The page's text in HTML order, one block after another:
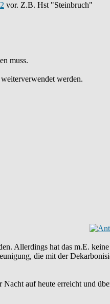
vor. Z.B. Hst "Steinbruch"
muss.
werden.
Allerdings hat das m.E.
die mit der
auf heute erreicht und